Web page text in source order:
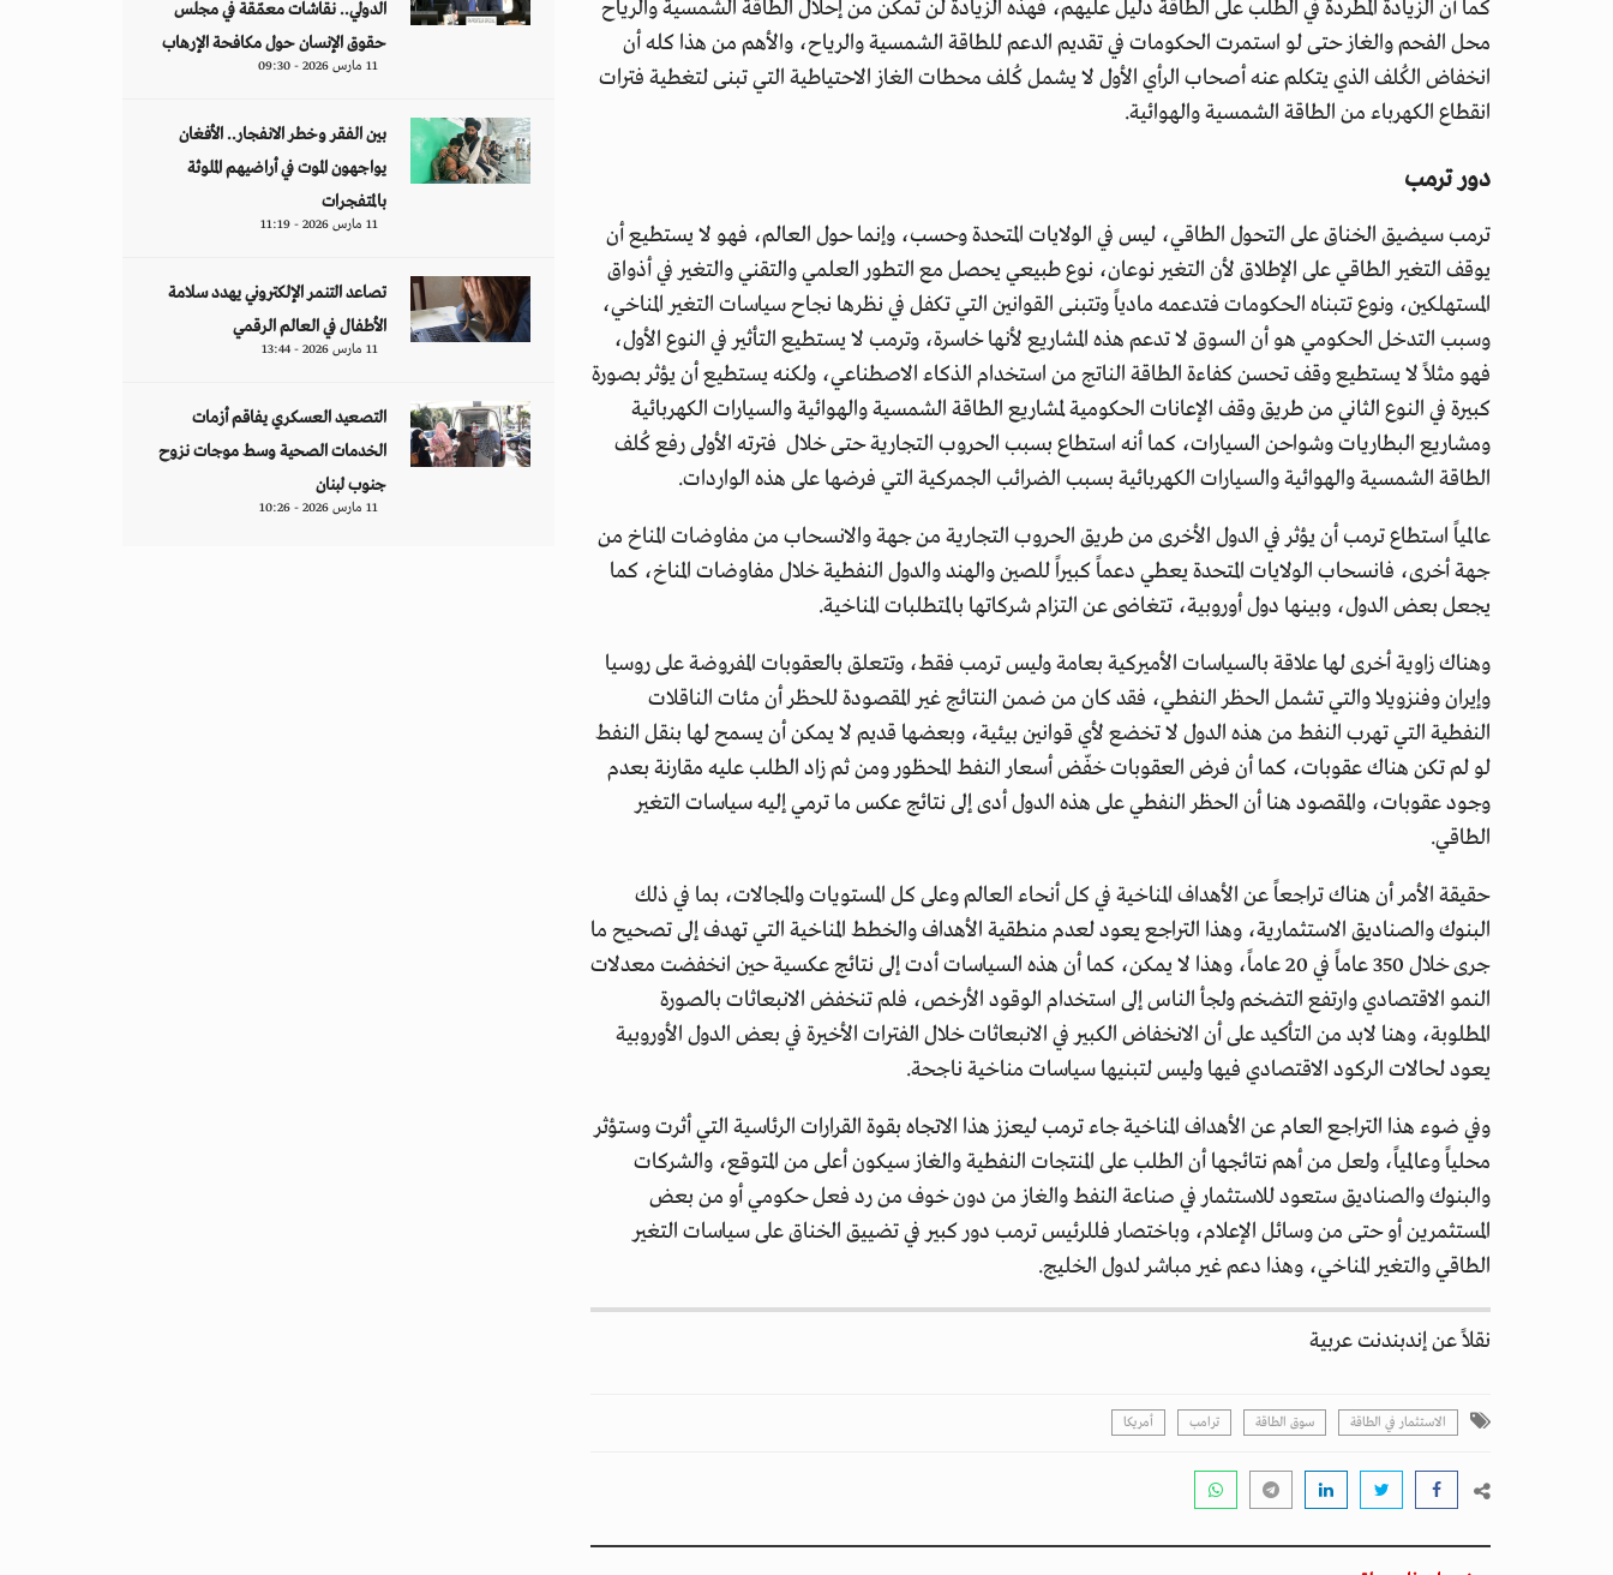
كما أن الزيادة المطردة في الطلب على الطاقة دليل عليهم، فهذه الزيادة لن تُمكن من إحلال الطاقة الشمسية والرياح
محل الفحم والغاز حتى لو استمرت الحكومات في تقديم الدعم للطاقة الشمسية والرياح، والأهم من هذا كله أن
انخفاض الكُلف الذي يتكلم عنه أصحاب الرأي الأول لا يشمل كُلف محطات الغاز الاحتياطية التي تبنى لتغطية فترات
انقطاع الكهرباء من الطاقة الشمسية والهوائية.
دور ترمب
ترمب سيضيق الخناق على التحول الطاقي، ليس في الولايات المتحدة وحسب، وإنما حول العالم، فهو لا يستطيع أن
يوقف التغير الطاقي على الإطلاق لأن التغير نوعان، نوع طبيعي يحصل مع التطور العلمي والتقني والتغير في أذواق
المستهلكين، ونوع تتبناه الحكومات فتدعمه مادياً وتتبنى القوانين التي تكفل في نظرها نجاح سياسات التغير المناخي،
وسبب التدخل الحكومي هو أن السوق لا تدعم هذه المشاريع لأنها خاسرة، وترمب لا يستطيع التأثير في النوع الأول،
فهو مثلاً لا يستطيع وقف تحسن كفاءة الطاقة الناتج من استخدام الذكاء الاصطناعي، ولكنه يستطيع أن يؤثر بصورة
كبيرة في النوع الثاني من طريق وقف الإعانات الحكومية لمشاريع الطاقة الشمسية والهوائية والسيارات الكهربائية
ومشاريع البطاريات وشواحن السيارات، كما أنه استطاع بسبب الحروب التجارية حتى خلال فترته الأولى رفع كُلف
الطاقة الشمسية والهوائية والسيارات الكهربائية بسبب الضرائب الجمركية التي فرضها على هذه الواردات.
عالمياً استطاع ترمب أن يؤثر في الدول الأخرى من طريق الحروب التجارية من جهة والانسحاب من مفاوضات المناخ من
جهة أخرى، فانسحاب الولايات المتحدة يعطي دعماً كبيراً للصين والهند والدول النفطية خلال مفاوضات المناخ، كما
يجعل بعض الدول، وبينها دول أوروبية، تتغاضى عن التزام شركاتها بالمتطلبات المناخية.
وهناك زاوية أخرى لها علاقة بالسياسات الأميركية بعامة وليس ترمب فقط، وتتعلق بالعقوبات المفروضة على روسيا
وإيران وفنزويلا والتي تشمل الحظر النفطي، فقد كان من ضمن النتائج غير المقصودة للحظر أن مئات الناقلات
النفطية التي تهرب النفط من هذه الدول لا تخضع لأي قوانين بيئية، وبعضها قديم لا يمكن أن يسمح لها بنقل النفط
لو لم تكن هناك عقوبات، كما أن فرض العقوبات خفّض أسعار النفط المحظور ومن ثم زاد الطلب عليه مقارنة بعدم
وجود عقوبات، والمقصود هنا أن الحظر النفطي على هذه الدول أدى إلى نتائج عكس ما ترمي إليه سياسات التغير
الطاقي.
حقيقة الأمر أن هناك تراجعاً عن الأهداف المناخية في كل أنحاء العالم وعلى كل المستويات والمجالات، بما في ذلك
البنوك والصناديق الاستثمارية، وهذا التراجع يعود لعدم منطقية الأهداف والخطط المناخية التي تهدف إلى تصحيح ما
جرى خلال 350 عاماً في 20 عاماً، وهذا لا يمكن، كما أن هذه السياسات أدت إلى نتائج عكسية حين انخفضت معدلات
النمو الاقتصادي وارتفع التضخم ولجأ الناس إلى استخدام الوقود الأرخص، فلم تنخفض الانبعاثات بالصورة
المطلوبة، وهنا لابد من التأكيد على أن الانخفاض الكبير في الانبعاثات خلال الفترات الأخيرة في بعض الدول الأوروبية
يعود لحالات الركود الاقتصادي فيها وليس لتبنيها سياسات مناخية ناجحة.
وفي ضوء هذا التراجع العام عن الأهداف المناخية جاء ترمب ليعزز هذا الاتجاه بقوة القرارات الرئاسية التي أثرت وستؤثر
محلياً وعالمياً، ولعل من أهم نتائجها أن الطلب على المنتجات النفطية والغاز سيكون أعلى من المتوقع، والشركات
والبنوك والصناديق ستعود للاستثمار في صناعة النفط والغاز من دون خوف من رد فعل حكومي أو من بعض
المستثمرين أو حتى من وسائل الإعلام، وباختصار فللرئيس ترمب دور كبير في تضييق الخناق على سياسات التغير
الطاقي والتغير المناخي، وهذا دعم غير مباشر لدول الخليج.
نقلاً عن إندبندنت عربية
الاستثمار في الطاقة سوق الطاقة ترامب أمريكا
الدولي.. نقاشات معمّقة في مجلس
حقوق الإنسان حول مكافحة الإرهاب
11 مارس 2026 - 09:30
بين الفقر وخطر الانفجار.. الأفغان
يواجهون الموت في أراضيهم الملوثة
بالمتفجرات
11 مارس 2026 - 11:19
تصاعد التنمر الإلكتروني يهدد سلامة
الأطفال في العالم الرقمي
11 مارس 2026 - 13:44
التصعيد العسكري يفاقم أزمات
الخدمات الصحية وسط موجات نزوح
جنوب لبنان
11 مارس 2026 - 10:26